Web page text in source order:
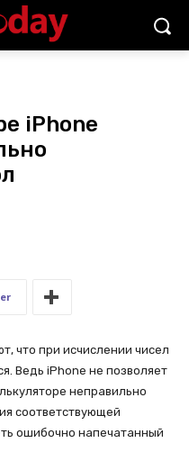
iPhone
что при исчислении чисел
Ведь iPhone не позволяет
неправильно
соответствующей
ошибочно напечатанный